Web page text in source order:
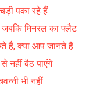
पका रहे हैं
जबकि मिनरल का फ्लैट
हैं, क्या आप जानते हैं
से नहीं बैठ पाएंगे
भी नहीं